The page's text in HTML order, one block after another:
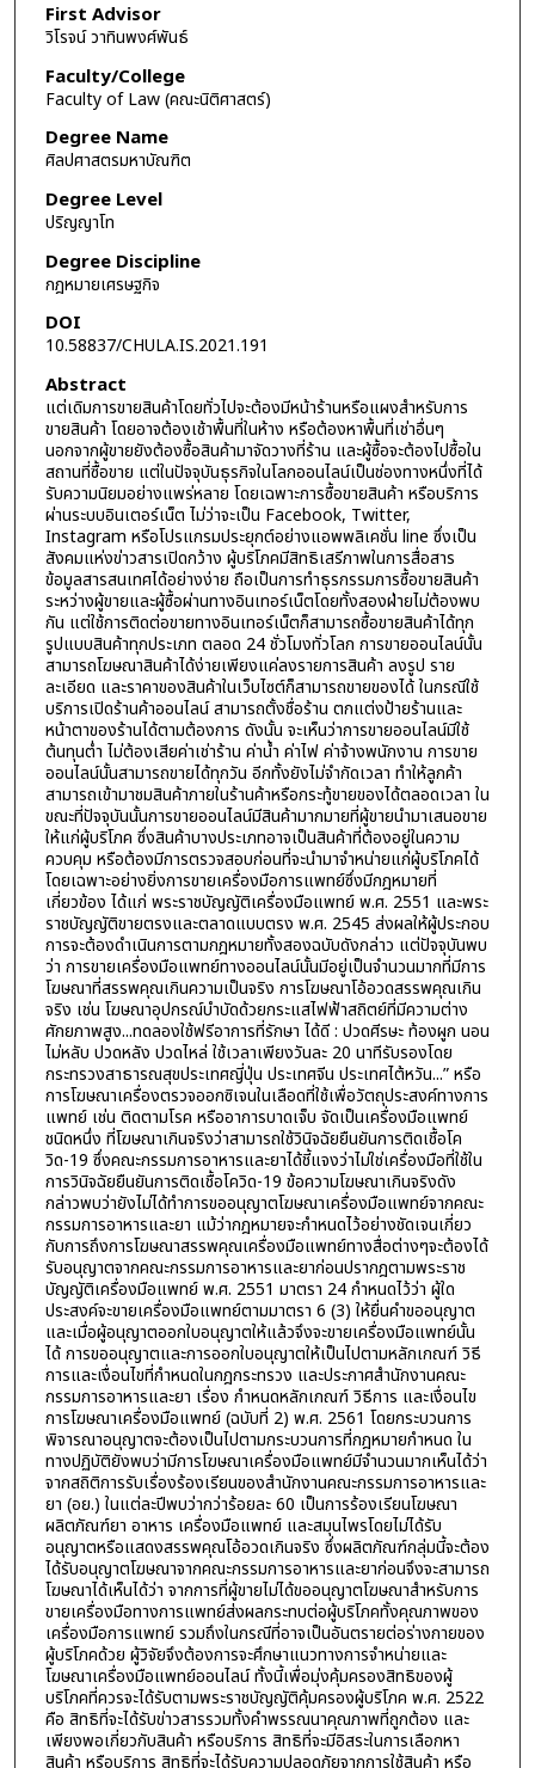
First Advisor
วิโรจน์ วาทินพงศ์พันธ์
Faculty/College
Faculty of Law (คณะนิติศาสตร์)
Degree Name
ศิลปศาสตรมหาบัณฑิต
Degree Level
ปริญญาโท
Degree Discipline
กฎหมายเศรษฐกิจ
DOI
10.58837/CHULA.IS.2021.191
Abstract
แต่เดิมการขายสินค้าโดยทั่วไปจะต้องมีหน้าร้านหรือแผงสำหรับการ
ขายสินค้า โดยอาจต้องเช้าพื้นที่ในห้าง หรือต้องหาพื้นที่เช่าอื่นๆ
นอกจากผู้ขายยังต้องซื้อสินค้ามาจัดวางที่ร้าน และผู้ซื้อจะต้องไปซื้อใน
สถานที่ซื้อขาย แต่ในปัจจุบันธุรกิจในโลกออนไลน์เป็นช่องทางหนึ่งที่ได้
รับความนิยมอย่างแพร่หลาย โดยเฉพาะการซื้อขายสินค้า หรือบริการ
ผ่านระบบอินเตอร์เน็ต ไม่ว่าจะเป็น Facebook, Twitter,
Instagram หรือโปรแกรมประยุกต์อย่างแอพพลิเคชั่น line ซึ่งเป็น
สังคมแห่งข่าวสารเปิดกว้าง ผู้บริโภคมีสิทธิเสรีภาพในการสื่อสาร
ข้อมูลสารสนเทศได้อย่างง่าย ถือเป็นการทำธุรกรรมการซื้อขายสินค้า
ระหว่างผู้ขายและผู้ซื้อผ่านทางอินเทอร์เน็ตโดยทั้งสองฝ่ายไม่ต้องพบ
กัน แต่ใช้การติดต่อขายทางอินเทอร์เน็ตก็สามารถซื้อขายสินค้าได้ทุก
รูปแบบสินค้าทุกประเภท ตลอด 24 ชั่วโมงทั่วโลก การขายออนไลน์นั้น
สามารถโฆษณาสินค้าได้ง่ายเพียงแค่ลงรายการสินค้า ลงรูป ราย
ละเอียด และราคาของสินค้าในเว็บไซต์ก็สามารถขายของได้ ในกรณีใช้
บริการเปิดร้านค้าออนไลน์ สามารถตั้งชื่อร้าน ตกแต่งป้ายร้านและ
หน้าตาของร้านได้ตามต้องการ ดังนั้น จะเห็นว่าการขายออนไลน์มีใช้
ต้นทุนต่ำ ไม่ต้องเสียค่าเช่าร้าน ค่าน้ำ ค่าไฟ ค่าจ้างพนักงาน การขาย
ออนไลน์นั้นสามารถขายได้ทุกวัน อีกทั้งยังไม่จำกัดเวลา ทำให้ลูกค้า
สามารถเข้ามาชมสินค้าภายในร้านค้าหรือกระทู้ขายของได้ตลอดเวลา ใน
ขณะที่ปัจจุบันนั้นการขายออนไลน์มีสินค้ามากมายที่ผู้ขายนำมาเสนอขาย
ให้แก่ผู้บริโภค ซึ่งสินค้าบางประเภทอาจเป็นสินค้าที่ต้องอยู่ในความ
ควบคุม หรือต้องมีการตรวจสอบก่อนที่จะนำมาจำหน่ายแก่ผู้บริโภคได้
โดยเฉพาะอย่างยิ่งการขายเครื่องมือการแพทย์ซึ่งมีกฎหมายที่
เกี่ยวข้อง ได้แก่ พระราชบัญญัติเครื่องมือแพทย์ พ.ศ. 2551 และพระ
ราชบัญญัติขายตรงและตลาดแบบตรง พ.ศ. 2545 ส่งผลให้ผู้ประกอบ
การจะต้องดำเนินการตามกฎหมายทั้งสองฉบับดังกล่าว แต่ปัจจุบันพบ
ว่า การขายเครื่องมือแพทย์ทางออนไลน์นั้นมีอยู่เป็นจำนวนมากที่มีการ
โฆษณาที่สรรพคุณเกินความเป็นจริง การโฆษณาโอ้อวดสรรพคุณเกิน
จริง เช่น โฆษณาอุปกรณ์บำบัดด้วยกระแสไฟฟ้าสถิตย์ที่มีความต่าง
ศักยภาพสูง...ทดลองใช้ฟรีอาการที่รักษา ได้ดี : ปวดศีรษะ ท้องผูก นอน
ไม่หลับ ปวดหลัง ปวดไหล่ ใช้เวลาเพียงวันละ 20 นาทีรับรองโดย
กระทรวงสาธารณสุขประเทศญี่ปุ่น ประเทศจีน ประเทศไต้หวัน...” หรือ
การโฆษณาเครื่องตรวจออกซิเจนในเลือดที่ใช้เพื่อวัตถุประสงค์ทางการ
แพทย์ เช่น ติดตามโรค หรืออาการบาดเจ็บ จัดเป็นเครื่องมือแพทย์
ชนิดหนึ่ง ที่โฆษณาเกินจริงว่าสามารถใช้วินิจฉัยยืนยันการติดเชื้อโค
วิด-19 ซึ่งคณะกรรมการอาหารและยาได้ชี้แจงว่าไม่ใช่เครื่องมือที่ใช้ใน
การวินิจฉัยยืนยันการติดเชื้อโควิด-19 ข้อความโฆษณาเกินจริงดัง
กล่าวพบว่ายังไม่ได้ทำการขออนุญาตโฆษณาเครื่องมือแพทย์จากคณะ
กรรมการอาหารและยา แม้ว่ากฎหมายจะกำหนดไว้อย่างชัดเจนเกี่ยว
กับการถึงการโฆษณาสรรพคุณเครื่องมือแพทย์ทางสื่อต่างๆจะต้องได้
รับอนุญาตจากคณะกรรมการอาหารและยาก่อนปรากฎตามพระราช
บัญญัติเครื่องมือแพทย์ พ.ศ. 2551 มาตรา 24 กำหนดไว้ว่า ผู้ใด
ประสงค์จะขายเครื่องมือแพทย์ตามมาตรา 6 (3) ให้ยื่นคำขออนุญาต
และเมื่อผู้อนุญาตออกใบอนุญาตให้แล้วจึงจะขายเครื่องมือแพทย์นั้น
ได้ การขออนุญาตและการออกใบอนุญาตให้เป็นไปตามหลักเกณฑ์ วิธี
การและเงื่อนไขที่กำหนดในกฎกระทรวง และประกาศสำนักงานคณะ
กรรมการอาหารและยา เรื่อง กำหนดหลักเกณฑ์ วิธีการ และเงื่อนไข
การโฆษณาเครื่องมือแพทย์ (ฉบับที่ 2) พ.ศ. 2561 โดยกระบวนการ
พิจารณาอนุญาตจะต้องเป็นไปตามกระบวนการที่กฎหมายกำหนด ใน
ทางปฏิบัติยังพบว่ามีการโฆษณาเครื่องมือแพทย์มีจำนวนมากเห็นได้ว่า
จากสถิติการรับเรื่องร้องเรียนของสำนักงานคณะกรรมการอาหารและ
ยา (อย.) ในแต่ละปีพบว่ากว่าร้อยละ 60 เป็นการร้องเรียนโฆษณา
ผลิตภัณฑ์ยา อาหาร เครื่องมือแพทย์ และสมุนไพรโดยไม่ได้รับ
อนุญาตหรือแสดงสรรพคุณโอ้อวดเกินจริง ซึ่งผลิตภัณฑ์กลุ่มนี้จะต้อง
ได้รับอนุญาตโฆษณาจากคณะกรรมการอาหารและยาก่อนจึงจะสามารถ
โฆษณาได้เห็นได้ว่า จากการที่ผู้ขายไม่ได้ขออนุญาตโฆษณาสำหรับการ
ขายเครื่องมือทางการแพทย์ส่งผลกระทบต่อผู้บริโภคทั้งคุณภาพของ
เครื่องมือการแพทย์ รวมถึงในกรณีที่อาจเป็นอันตรายต่อร่างกายของ
ผู้บริโภคด้วย ผู้วิจัยจึงต้องการจะศึกษาแนวทางการจำหน่ายและ
โฆษณาเครื่องมือแพทย์ออนไลน์ ทั้งนี้เพื่อมุ่งคุ้มครองสิทธิของผู้
บริโภคที่ควรจะได้รับตามพระราชบัญญัติคุ้มครองผู้บริโภค พ.ศ. 2522
คือ สิทธิที่จะได้รับข่าวสารรวมทั้งคำพรรณนาคุณภาพที่ถูกต้อง และ
เพียงพอเกี่ยวกับสินค้า หรือบริการ สิทธิที่จะมีอิสระในการเลือกหา
สินค้า หรือบริการ สิทธิที่จะได้รับความปลอดภัยจากการใช้สินค้า หรือ